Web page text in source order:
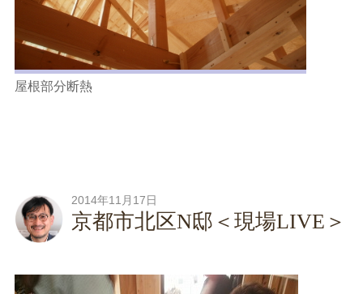
屋根部分断熱
2014年11月17日
京都市北区N邸＜現場LIVE＞